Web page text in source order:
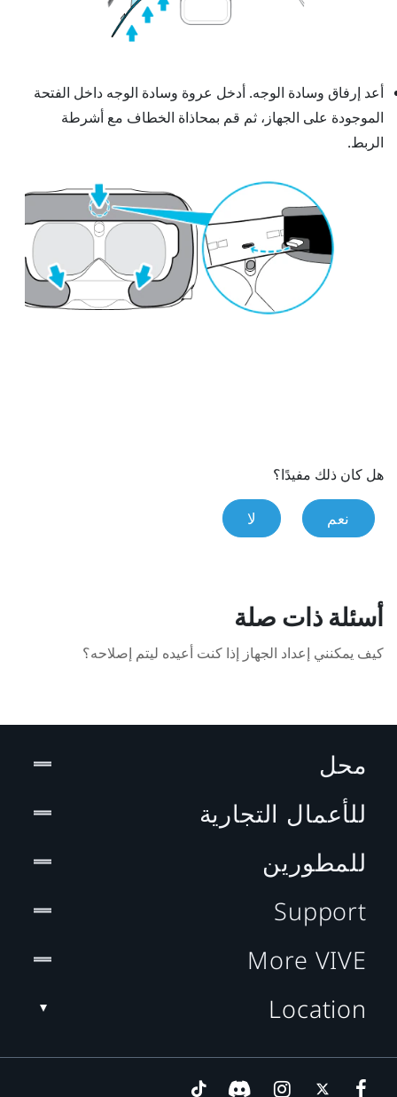
أعد إرفاق وسادة الوجه. أدخل عروة وسادة الوجه داخل الفتحة
الموجودة على الجهاز، ثم قم بمحاذاة الخطاف مع أشرطة
الربط.
هل كان ذلك مفيدًا؟
نعم لا
أسئلة ذات صلة
كيف يمكنني إعداد الجهاز إذا كنت أعيده ليتم إصلاحه؟
محل
للأعمال التجارية
للمطورين
Support
More VIVE
Location